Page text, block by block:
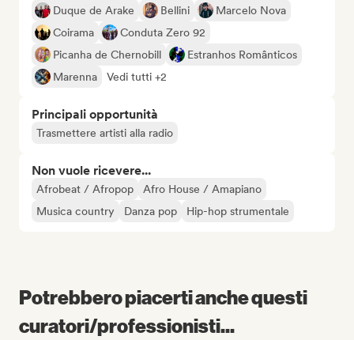
Duque de Arake Bellini
Marcelo Nova
Coirama
Conduta Zero 92
Picanha de Chernobill
Estranhos Românticos
Marenna
Vedi tutti +2
Principali opportunità
Trasmettere artisti alla radio
Non vuole ricevere...
Afrobeat / Afropop
Afro House / Amapiano
Musica country
Danza pop Hip-hop strumentale
Potrebbero piacerti anche questi
curatori/professionisti...